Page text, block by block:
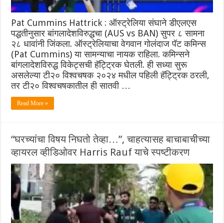
Pat Cummins Hattrick : ऑस्ट्रेलिया संघाने डीएलएस
पद्धतीनुसार बांगलादेशविरुद्धचा (AUS vs BAN) सुपर ८ सामना
२८ धावांनी जिंकला. ऑस्ट्रेलियाचा वेगवान गोलंदाज पॅट कमिन्स
(Pat Cummins) या सामन्याचा नायक राहिला. कमिन्सने
बांगलादेशविरुद्ध विकेट्सची हॅट्ट्रिक घेतली. ही सध्या सुरू
असलेल्या टी२० विश्वचषक २०२४ मधील पहिली हॅट्ट्रिक ठरली,
तर टी२० विश्वचषकातील ही सातवी …
Read More »
“घरच्यांचा विषय निघतो तेव्हा…”, चाहत्यासह बाचाबाचीच्या
व्हायरल व्हीडिओवर Harris Rauf याचे स्पष्टीकरण